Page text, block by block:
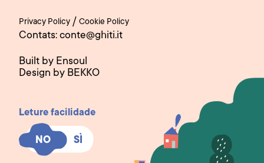
Privacy Policy / Cookie Policy
Contats: conte@ghiti.it
Built by Ensoul
Design by BEKKO
Leture facilidade
NO SÌ
NO SÌ